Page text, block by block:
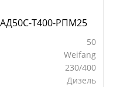
Т400-РПМ25
50
Weifang
230/400
Дизель